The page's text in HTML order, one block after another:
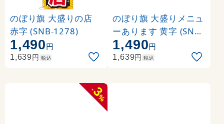
のぼり旗 大盛りの店
赤字 (SNB-1278)
1,490円
1,639円 税込
のぼり旗 大盛りメニュ
ーあります 黄字 (SNB-
1276)
1,490円
1,639円 税込
-
3
%